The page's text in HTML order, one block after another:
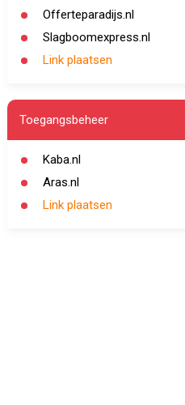
Offerteparadijs.nl
Slagboomexpress.nl
Link plaatsen
Toegangsbeheer
Kaba.nl
Aras.nl
Link plaatsen